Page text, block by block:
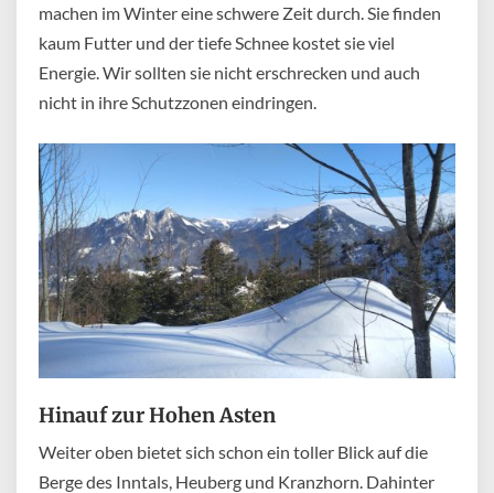
machen im Winter eine schwere Zeit durch. Sie finden
kaum Futter und der tiefe Schnee kostet sie viel
Energie. Wir sollten sie nicht erschrecken und auch
nicht in ihre Schutzzonen eindringen.
Hinauf zur Hohen Asten
Weiter oben bietet sich schon ein toller Blick auf die
Berge des Inntals, Heuberg und Kranzhorn. Dahinter